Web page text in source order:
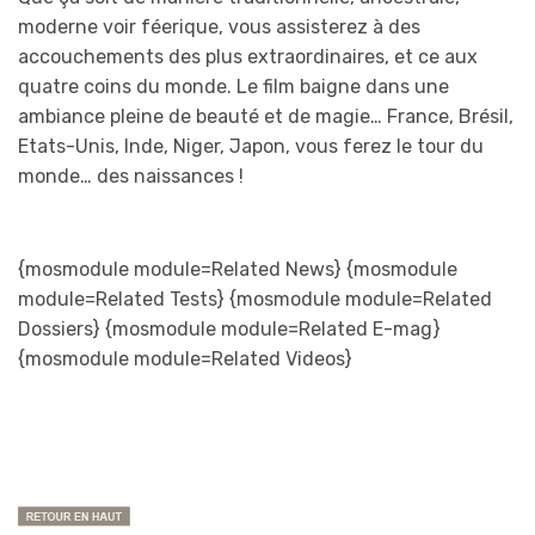
moderne voir féerique, vous assisterez à des
accouchements des plus extraordinaires, et ce aux
quatre coins du monde. Le film baigne dans une
ambiance pleine de beauté et de magie… France, Brésil,
Etats-Unis, Inde, Niger, Japon, vous ferez le tour du
monde… des naissances !
{mosmodule module=Related News} {mosmodule
module=Related Tests} {mosmodule module=Related
Dossiers} {mosmodule module=Related E-mag}
{mosmodule module=Related Videos}